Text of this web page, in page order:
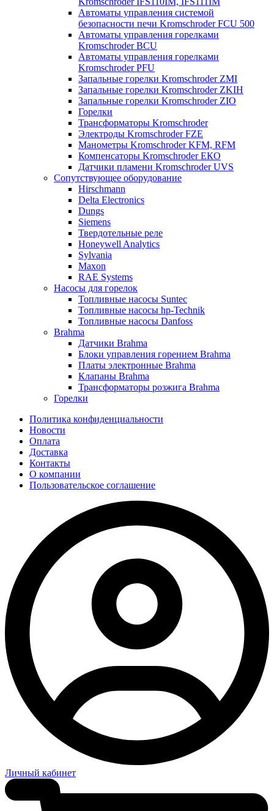
Автоматы управления системой
безопасности печи Kromschroder FCU 500
Автоматы управления горелками
Kromschroder BCU
Автоматы управления горелками
Kromschroder PFU
Запальные горелки Kromschroder ZМI
Запальные горелки Kromschroder ZKIH
Запальные горелки Kromschroder ZIO
Горелки
Трансформаторы Kromschroder
Электроды Kromschroder FZE
Манометры Kromschroder KFM, RFM
Компенсаторы Kromschroder ЕКО
Датчики пламени Kromschroder UVS
Сопутствующее оборудование
Hirschmann
Delta Electronics
Dungs
Siemens
Твердотельные реле
Honeywell Analytics
Sylvania
Maxon
RAE Systems
Насосы для горелок
Топливные насосы Suntec
Топливные насосы hp-Technik
Топливные насосы Danfoss
Brahma
Датчики Brahma
Блоки управления горением Brahma
Платы электронные Brahma
Клапаны Brahma
Трансформаторы розжига Brahma
Горелки
Политика конфиденциальности
Новости
Оплата
Доставка
Контакты
О компании
Пользовательское соглашение
Личный кабинет